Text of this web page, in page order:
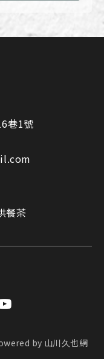
巷1號
餐茶
by 山川久也網